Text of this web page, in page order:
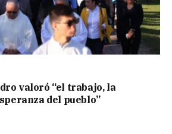
valoró “el trabajo, la
del pueblo”